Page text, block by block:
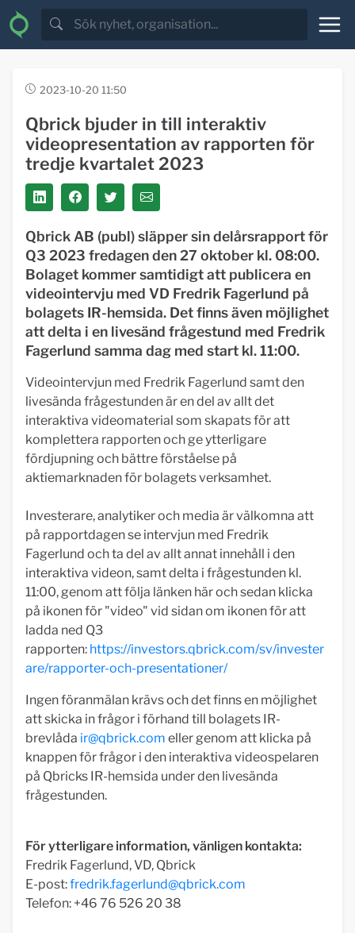
2023-10-20 11:50
Qbrick bjuder in till interaktiv
videopresentation av rapporten för
tredje kvartalet 2023
Qbrick AB (publ) släpper sin delårsrapport för
Q3 2023 fredagen den 27 oktober kl. 08:00.
Bolaget kommer samtidigt att publicera en
videointervju med VD Fredrik Fagerlund på
bolagets IR-hemsida. Det finns även möjlighet
att delta i en livesänd frågestund med Fredrik
Fagerlund samma dag med start kl. 11:00.
Videointervjun med Fredrik Fagerlund samt den
livesända frågestunden är en del av allt det
interaktiva videomaterial som skapats för att
komplettera rapporten och ge ytterligare
fördjupning och bättre förståelse på
aktiemarknaden för bolagets verksamhet.
Investerare, analytiker och media är välkomna att
på rapportdagen se intervjun med Fredrik
Fagerlund och ta del av allt annat innehåll i den
interaktiva videon, samt delta i frågestunden kl.
11:00, genom att följa länken här och sedan klicka
på ikonen för "video" vid sidan om ikonen för att
ladda ned Q3
rapporten: https://investors.qbrick.com/sv/invester
are/rapporter-och-presentationer/
Ingen föranmälan krävs och det finns en möjlighet
att skicka in frågor i förhand till bolagets IR-
brevlåda ir@qbrick.com eller genom att klicka på
knappen för frågor i den interaktiva videospelaren
på Qbricks IR-hemsida under den livesända
frågestunden.
För ytterligare information, vänligen kontakta:
Fredrik Fagerlund, VD, Qbrick
E-post:fredrik.fagerlund@qbrick.com
Telefon: +46 76 526 20 38